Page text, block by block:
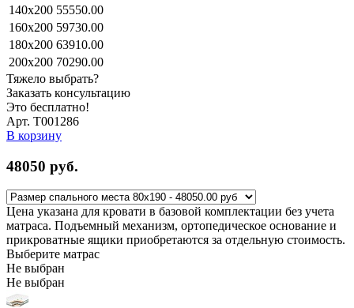
140x200 55550.00
160x200 59730.00
180x200 63910.00
200x200 70290.00
Тяжело выбрать?
Заказать консультацию
Это бесплатно!
Арт. Т001286
В корзину
48050 руб.
Цена указана для кровати в базовой комплектации без учета
матраса. Подъемный механизм, ортопедическое основание и
прикроватные ящики приобретаются за отдельную стоимость.
Выберите матрас
Не выбран
Не выбран